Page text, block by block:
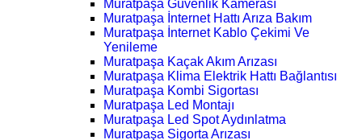
Muratpaşa Güvenlik Kamerası
Muratpaşa İnternet Hattı Arıza Bakım
Muratpaşa İnternet Kablo Çekimi Ve
Yenileme
Muratpaşa Kaçak Akım Arızası
Muratpaşa Klima Elektrik Hattı Bağlantısı
Muratpaşa Kombi Sigortası
Muratpaşa Led Montajı
Muratpaşa Led Spot Aydınlatma
Muratpaşa Sigorta Arızası